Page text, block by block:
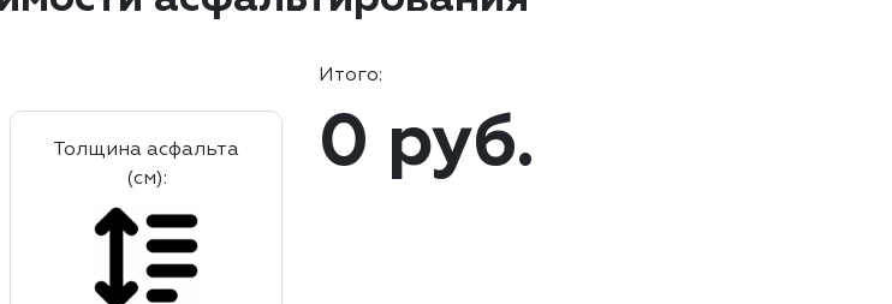
Толщина асфальта
(см):
Итого:
0 руб.